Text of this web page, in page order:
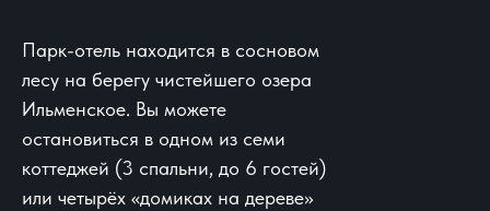
Парк-отель находится в сосновом
лесу на берегу чистейшего озера
Ильменское. Вы можете
остановиться в одном из семи
коттеджей (3 спальни, до 6 гостей)
или четырёх «домиках на дереве»